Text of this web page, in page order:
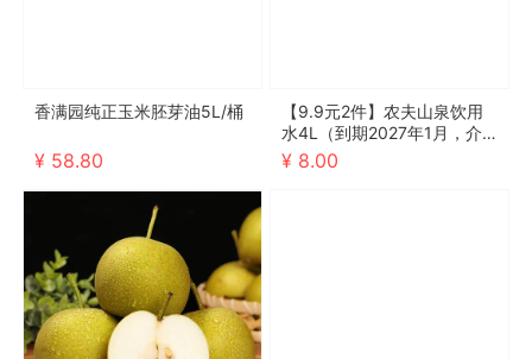
香满园纯正玉米胚芽油5L/桶
¥ 58.80
【9.9元2件】农夫山泉饮用
水4L（到期2027年1月，介
意勿拍）
¥ 8.00